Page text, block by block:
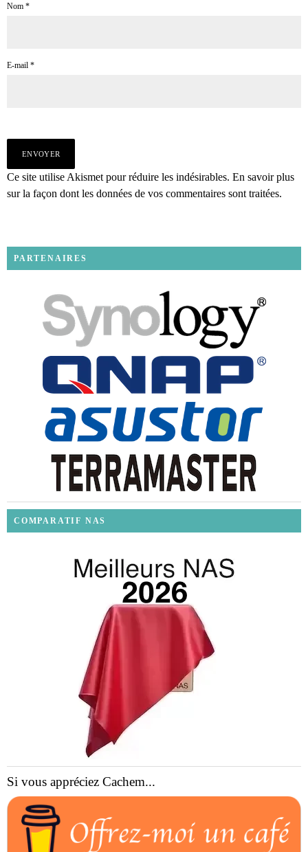
Nom *
E-mail *
Ce site utilise Akismet pour réduire les indésirables. En savoir plus
sur la façon dont les données de vos commentaires sont traitées.
PARTENAIRES
COMPARATIF NAS
Si vous appréciez Cachem...